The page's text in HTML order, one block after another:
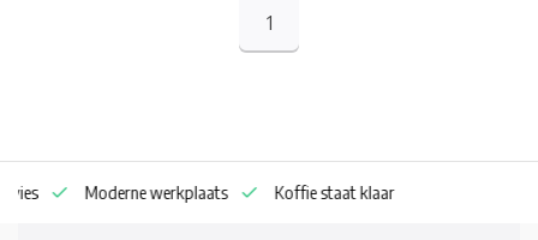
1
Moderne werkplaats Koffie staat klaar